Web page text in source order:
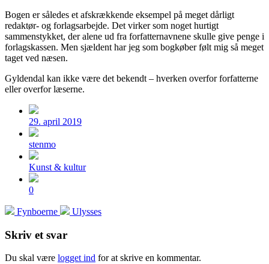
Bogen er således et afskrækkende eksempel på meget dårligt
redaktør- og forlagsarbejde. Det virker som noget hurtigt
sammenstykket, der alene ud fra forfatternavnene skulle give penge i
forlagskassen. Men sjældent har jeg som bogkøber følt mig så meget
taget ved næsen.
Gyldendal kan ikke være det bekendt – hverken overfor forfatterne
eller overfor læserne.
Post
date
29. april 2019
Posted
by
stenmo
Posted
in
Kunst & kultur
Comments
0
Previous
Fynboerne
Next
Ulysses
Skriv et svar
Du skal være logget ind for at skrive en kommentar.